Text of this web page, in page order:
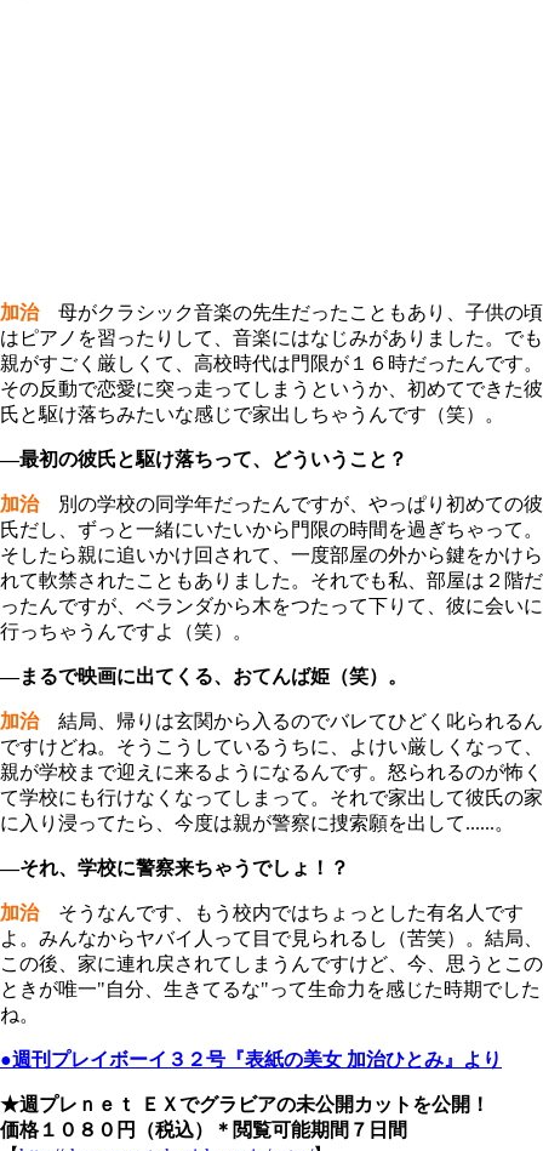
加治母がクラシック音楽の先生だったこともあり、子供の頃
はピアノを習ったりして、音楽にはなじみがありました。でも
親がすごく厳しくて、高校時代は門限が１６時だったんです。
その反動で恋愛に突っ走ってしまうというか、初めてできた彼
氏と駆け落ちみたいな感じで家出しちゃうんです（笑）。
―最初の彼氏と駆け落ちって、どういうこと？
加治別の学校の同学年だったんですが、やっぱり初めての彼
氏だし、ずっと一緒にいたいから門限の時間を過ぎちゃって。
そしたら親に追いかけ回されて、一度部屋の外から鍵をかけら
れて軟禁されたこともありました。それでも私、部屋は２階だ
ったんですが、ベランダから木をつたって下りて、彼に会いに
行っちゃうんですよ（笑）。
―まるで映画に出てくる、おてんば姫（笑）。
加治結局、帰りは玄関から入るのでバレてひどく叱られるん
ですけどね。そうこうしているうちに、よけい厳しくなって、
親が学校まで迎えに来るようになるんです。怒られるのが怖く
て学校にも行けなくなってしまって。それで家出して彼氏の家
に入り浸ってたら、今度は親が警察に捜索願を出して......。
―それ、学校に警察来ちゃうでしょ！？
加治そうなんです、もう校内ではちょっとした有名人です
よ。みんなからヤバイ人って目で見られるし（苦笑）。結局、
この後、家に連れ戻されてしまうんですけど、今、思うとこの
ときが唯一"自分、生きてるな"って生命力を感じた時期でした
ね。
●週刊プレイボーイ３２号『表紙の美女 加治ひとみ』より
★週プレｎｅｔ ＥＸでグラビアの未公開カットを公開！
価格１０８０円（税込）＊閲覧可能期間７日間